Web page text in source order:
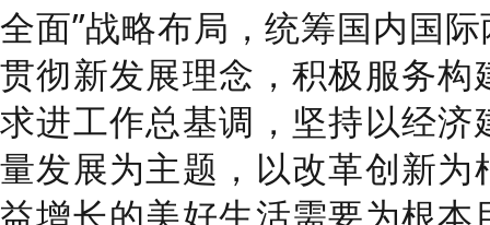
全面”战略布局，统筹国内国
贯彻新发展理念，积极服务
求进工作总基调，坚持以经
量发展为主题，以改革创新
益增长的美好生活需要为根